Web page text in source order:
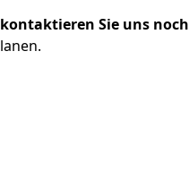
kontaktieren Sie uns noch